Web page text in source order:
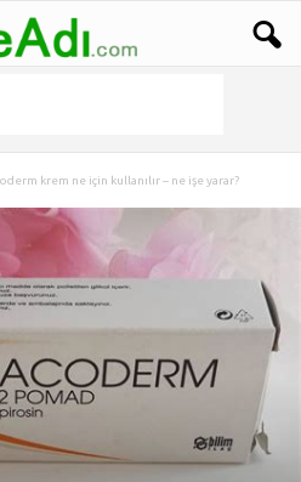
krem ne için kullanılır – ne işe yarar?